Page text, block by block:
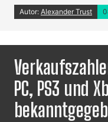
Autor: Alexander Trust
PC, PS3 und